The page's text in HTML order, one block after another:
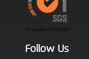
Follow Us